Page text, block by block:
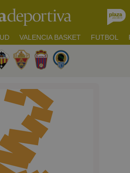
VALENCIA BASKET FUTBOL